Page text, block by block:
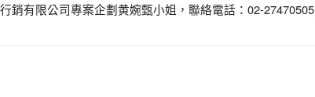
銷有限公司專案企劃黄婉甄小姐，聯絡電話：02-27470505